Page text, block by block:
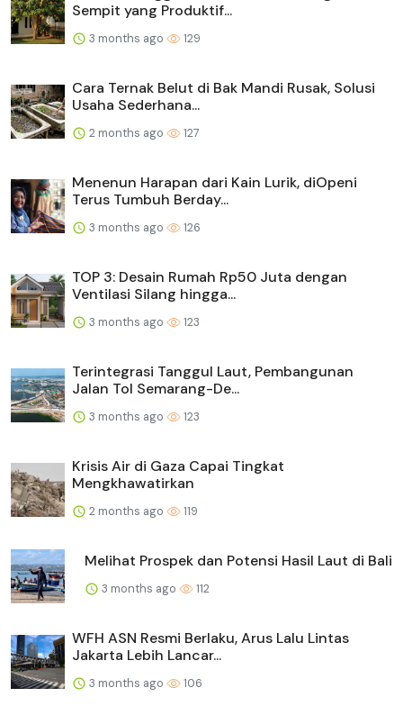
Sempit yang Produktif...
3 months ago 129
Cara Ternak Belut di Bak Mandi Rusak, Solusi
Usaha Sederhana...
2 months ago 127
Menenun Harapan dari Kain Lurik, diOpeni
Terus Tumbuh Berday...
3 months ago 126
TOP 3: Desain Rumah Rp50 Juta dengan
Ventilasi Silang hingga...
3 months ago 123
Terintegrasi Tanggul Laut, Pembangunan
Jalan Tol Semarang-De...
3 months ago 123
Krisis Air di Gaza Capai Tingkat
Mengkhawatirkan
2 months ago 119
Melihat Prospek dan Potensi Hasil Laut di Bali
3 months ago 112
WFH ASN Resmi Berlaku, Arus Lalu Lintas
Jakarta Lebih Lancar...
3 months ago 106